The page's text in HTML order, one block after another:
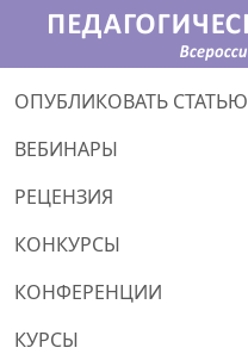
ОПУБЛИКОВАТЬ СТАТЬЮ
ВЕБИНАРЫ
РЕЦЕНЗИЯ
КОНКУРСЫ
КОНФЕРЕНЦИИ
КУРСЫ